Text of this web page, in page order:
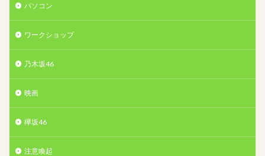
パソコン
ワークショップ
乃木坂46
映画
欅坂46
注意喚起